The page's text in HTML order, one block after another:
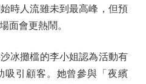
時人流雖未到最高峰，但預
面會更熱鬧。
攤檔的李小姐認為活動有
吸引顧客。她曾參與「夜繽